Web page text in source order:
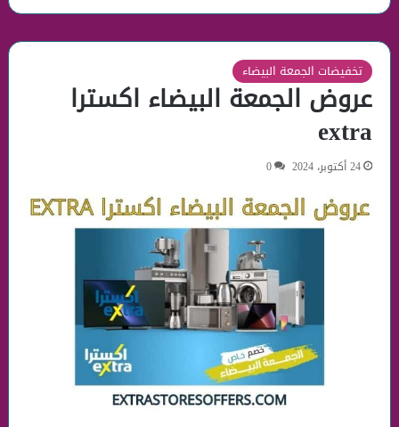
تخفيضات الجمعة البيضاء
عروض الجمعة البيضاء اكسترا
extra
24 أكتوبر، 2024 0